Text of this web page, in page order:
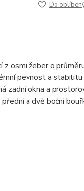
Do
osmi žeber o
pevnost a
zadní okna a
a dvě boční